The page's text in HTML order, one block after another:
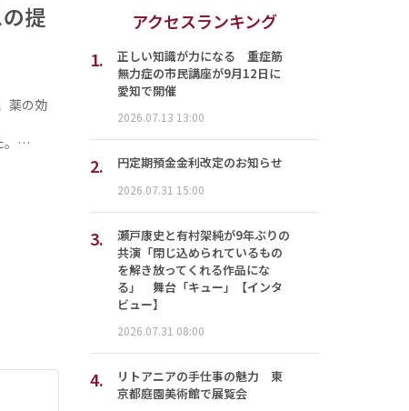
提
薬の効
。…
アクセスランキング
1.
正しい知識が力になる 重症筋
無力症の市民講座が9月12日に
愛知で開催
2026.07.13 13:00
2. 円定期預金金利改定のお知らせ
2026.07.31 15:00
3.
瀬戸康史と有村架純が9年ぶりの
共演「閉じ込められているもの
を解き放ってくれる作品にな
る」 舞台「キュー」【インタ
ビュー】
2026.07.31 08:00
4.
リトアニアの手仕事の魅力 東
京都庭園美術館で展覧会